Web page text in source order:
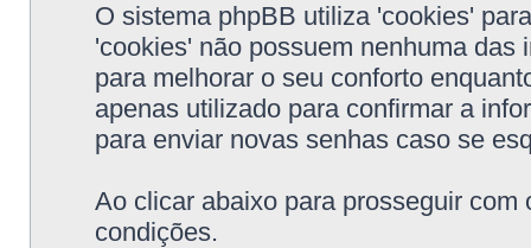
O sistema phpBB utiliza 'cookies'
'cookies' não possuem nenhuma
para melhorar o seu conforto
apenas utilizado para confirmar a
para enviar novas senhas caso se
Ao clicar abaixo para prosseguir
condições.